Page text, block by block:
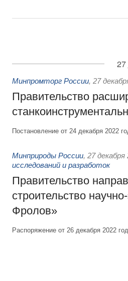
27
Минпромторг России, 27
Правительство
Постановление от 24 декабря 2022
Минприроды России, 27 декабря
исследований и разработок
Правительство
строительство
Фролов»
Распоряжение от 26 декабря 2022